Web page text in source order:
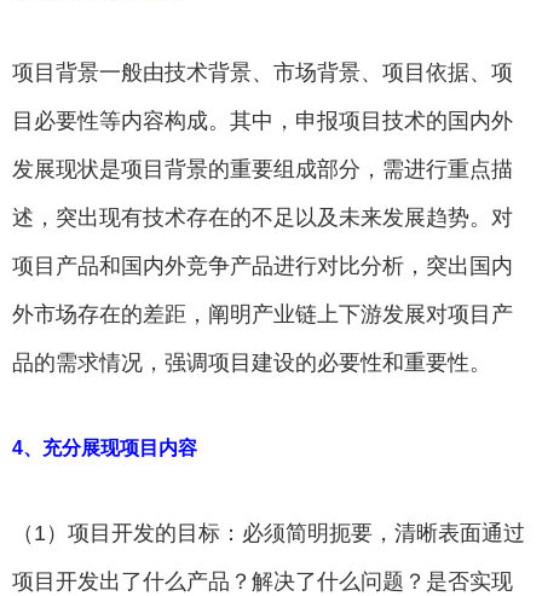
项目背景一般由技术背景、市场背景、项目依据、项
目必要性等内容构成。其中，申报项目技术的国内外
发展现状是项目背景的重要组成部分，需进行重点描
述，突出现有技术存在的不足以及未来发展趋势。对
项目产品和国内外竞争产品进行对比分析，突出国内
外市场存在的差距，阐明产业链上下游发展对项目产
品的需求情况，强调项目建设的必要性和重要性。
4、充分展现项目内容
（1）项目开发的目标：必须简明扼要，清晰表面通过
项目开发出了什么产品？解决了什么问题？是否实现